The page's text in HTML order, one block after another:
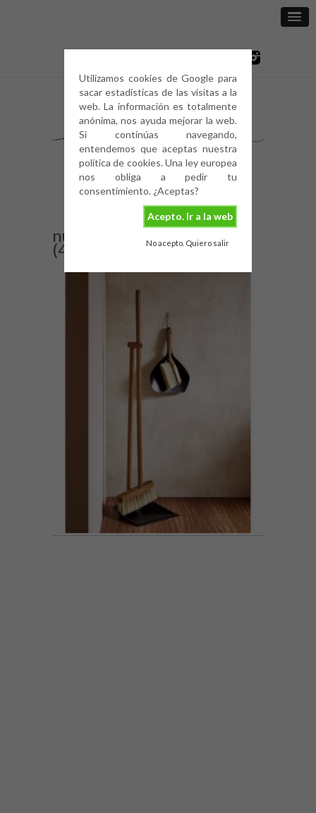
Utilizamos cookies de Google para
sacar estadísticas de las visitas a la
web. La información es totalmente
anónima, nos ayuda mejorar la web.
Si continúas navegando,
entendemos que aceptas nuestra
política de cookies. Una ley europea
nos obliga a pedir tu
consentimiento. ¿Aceptas?
Acepto. Ir a la web
No acepto. Quiero salir
nueva colección zara home
(4)